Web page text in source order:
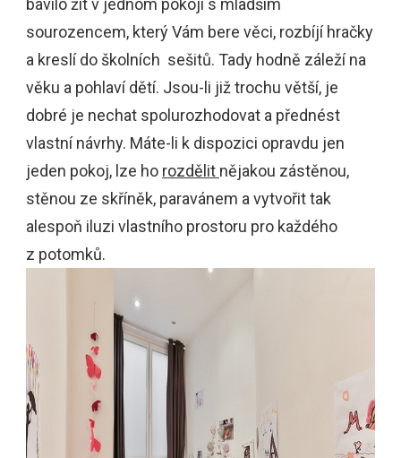
sourozencem, který Vám bere věci, rozbíjí hračky
a kreslí do školních sešitů. Tady hodně záleží na
věku a pohlaví dětí. Jsou-li již trochu větší, je
dobré je nechat spolurozhodovat a přednést
vlastní návrhy. Máte-li k dispozici opravdu jen
jeden pokoj, lze ho rozdělit nějakou zástěnou,
stěnou ze skříněk, paravánem a vytvořit tak
alespoň iluzi vlastního prostoru pro každého
z potomků.